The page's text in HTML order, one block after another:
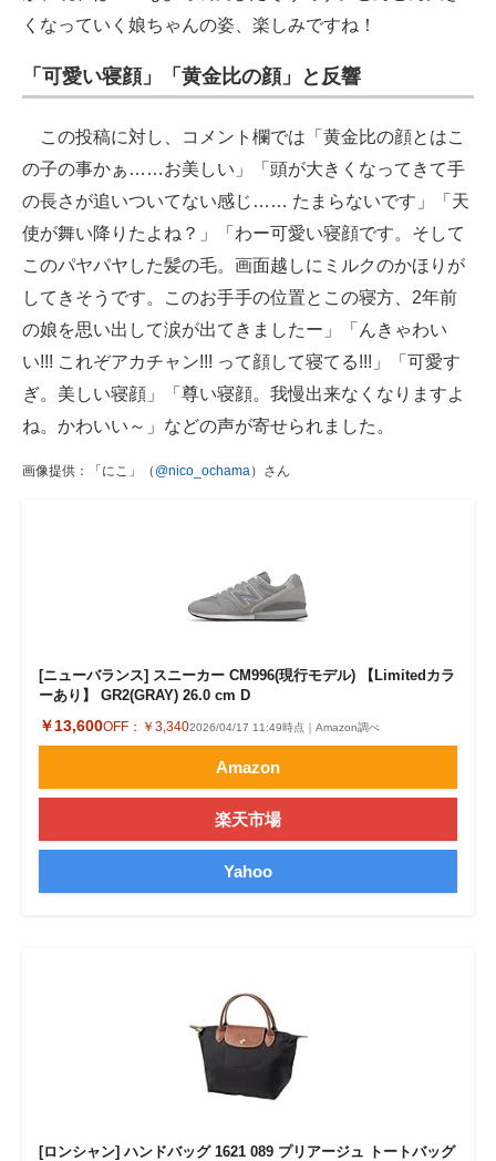
くなっていく娘ちゃんの姿、楽しみですね！
「可愛い寝顔」「黄金比の顔」と反響
この投稿に対し、コメント欄では「黄金比の顔とはこ
の子の事かぁ……お美しい」「頭が大きくなってきて手
の長さが追いついてない感じ…… たまらないです」「天
使が舞い降りたよね？」「わー可愛い寝顔です。そして
このパヤパヤした髪の毛。画面越しにミルクのかほりが
してきそうです。このお手手の位置とこの寝方、2年前
の娘を思い出して涙が出てきましたー」「んきゃわい
い!!! これぞアカチャン!!! って顔して寝てる!!!」「可愛す
ぎ。美しい寝顔」「尊い寝顔。我慢出来なくなりますよ
ね。かわいい～」などの声が寄せられました。
画像提供：「にこ」（ @nico_ochama）さん
[ニューバランス] スニーカー CM996(現行モデル) 【Limitedカラ
ーあり】 GR2(GRAY) 26.0 cm D
￥13,600OFF： ￥3,3402026/04/17 11:49時点｜Amazon調べ
Amazon
楽天市場
Yahoo
[ロンシャン] ハンドバッグ 1621 089 プリアージュ トートバッグ